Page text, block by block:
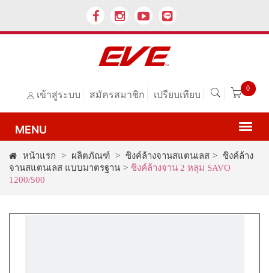
เข้าสู่ระบบ สมัครสมาชิก เปรียบเทียบ
0
หน้าแรก > ผลิตภัณฑ์ > ซิงค์ล้างจานสแตนเลส > ซิงค์ล้าง
จานสแตนเลส แบบมาตรฐาน > ซิงค์ล้างจาน 2 หลุม SAVO
1200/500